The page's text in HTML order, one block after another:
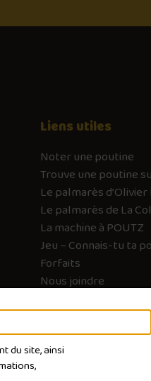
du site, ainsi
Liens utiles
Noter une poutine
Trouve une poutine
Le palmarès
Le palmarès de La
La machine à POUTZ
Jeu – Connais-tu ta
Forfaits
Nous joindre